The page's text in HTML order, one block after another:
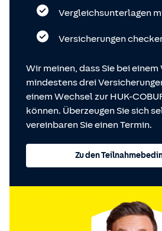
Vergleichsunterlagen
Versicherungen
Wir meinen, dass Sie bei einem
mindestens drei
einem Wechsel zur HUK-
können. Überzeugen Sie sich
vereinbaren Sie einen Termin.
Zu den